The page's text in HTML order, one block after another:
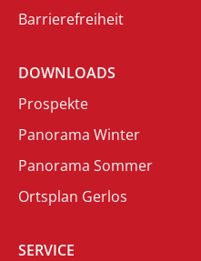
Barrierefreiheit
DOWNLOADS
Prospekte
Panorama Winter
Panorama Sommer
Ortsplan Gerlos
SERVICE